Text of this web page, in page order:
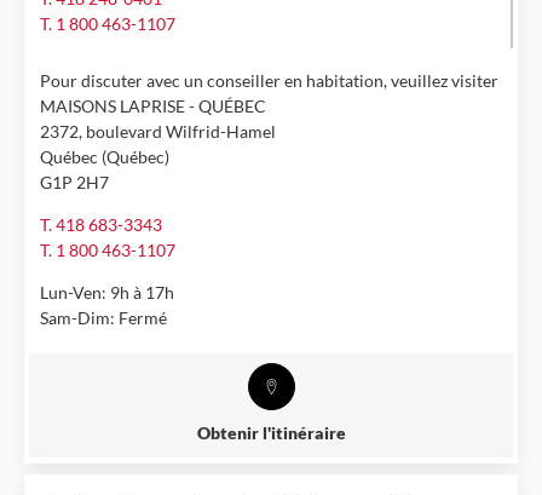
T. 1 800 463-1107
Pour discuter avec un conseiller en habitation, veuillez visiter
MAISONS LAPRISE - QUÉBEC
2372, boulevard Wilfrid-Hamel
Québec (Québec)
G1P 2H7
T. 418 683-3343
T. 1 800 463-1107
Lun-Ven: 9h à 17h
Sam-Dim: Fermé
Obtenir l'itinéraire